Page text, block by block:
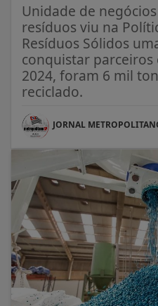
Unidade de
resíduos viu na
Resíduos Sólidos
conquistar parceiros
2024, foram 6 mil
reciclado.
JORNAL